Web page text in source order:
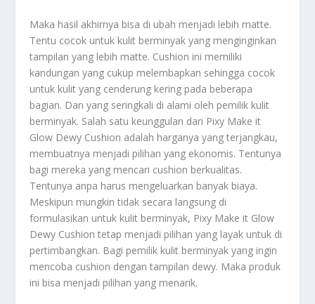
Maka hasil akhirnya bisa di ubah menjadi lebih matte.
Tentu cocok untuk kulit berminyak yang menginginkan
tampilan yang lebih matte. Cushion ini memiliki
kandungan yang cukup melembapkan sehingga cocok
untuk kulit yang cenderung kering pada beberapa
bagian. Dan yang seringkali di alami oleh pemilik kulit
berminyak. Salah satu keunggulan dari Pixy Make it
Glow Dewy Cushion adalah harganya yang terjangkau,
membuatnya menjadi pilihan yang ekonomis. Tentunya
bagi mereka yang mencari cushion berkualitas.
Tentunya anpa harus mengeluarkan banyak biaya.
Meskipun mungkin tidak secara langsung di
formulasikan untuk kulit berminyak, Pixy Make it Glow
Dewy Cushion tetap menjadi pilihan yang layak untuk di
pertimbangkan. Bagi pemilik kulit berminyak yang ingin
mencoba cushion dengan tampilan dewy. Maka produk
ini bisa menjadi pilihan yang menarik.